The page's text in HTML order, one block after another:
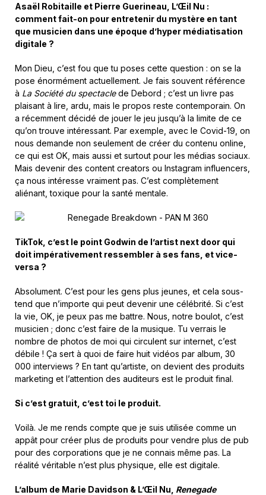
Asaël Robitaille et Pierre Guerineau, L’Œil Nu :
comment fait-on pour entretenir du mystère en tant
que musicien dans une époque d’hyper médiatisation
digitale ?
Mon Dieu, c’est fou que tu poses cette question : on se la
pose énormément actuellement. Je fais souvent référence
à La Société du spectaclede Debord ; c’est un livre pas
plaisant à lire, ardu, mais le propos reste contemporain. On
a récemment décidé de jouer le jeu jusqu’à la limite de ce
qu’on trouve intéressant. Par exemple, avec le Covid-19, on
nous demande non seulement de créer du contenu online,
ce qui est OK, mais aussi et surtout pour les médias sociaux.
Mais devenir des content creators ou Instagram influencers,
ça nous intéresse vraiment pas. C’est complètement
aliénant, toxique pour la santé mentale.
TikTok, c’est le point Godwin de l’artist next door qui
doit impérativement ressembler à ses fans, et vice-
versa ?
Absolument. C’est pour les gens plus jeunes, et cela sous-
tend que n’importe qui peut devenir une célébrité. Si c’est
la vie, OK, je peux pas me battre. Nous, notre boulot, c’est
musicien ; donc c’est faire de la musique. Tu verrais le
nombre de photos de moi qui circulent sur internet, c’est
débile ! Ça sert à quoi de faire huit vidéos par album, 30
000 interviews ? En tant qu’artiste, on devient des produits
marketing et l’attention des auditeurs est le produit final.
Si c’est gratuit, c’est toi le produit.
Voilà. Je me rends compte que je suis utilisée comme un
appât pour créer plus de produits pour vendre plus de pub
pour des corporations que je ne connais même pas. La
réalité véritable n’est plus physique, elle est digitale.
L’album de Marie Davidson & L’Œil Nu, Renegade